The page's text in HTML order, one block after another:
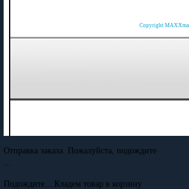
Copyright
Отправка заказа. Пожалуйста, подождите
Подождите... Кладем товар в корзину